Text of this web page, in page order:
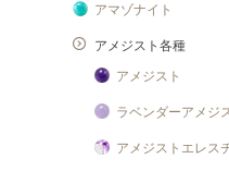
アマゾナイト
アメジスト各種
アメジスト
ラベンダーアメジ
アメジストエレス